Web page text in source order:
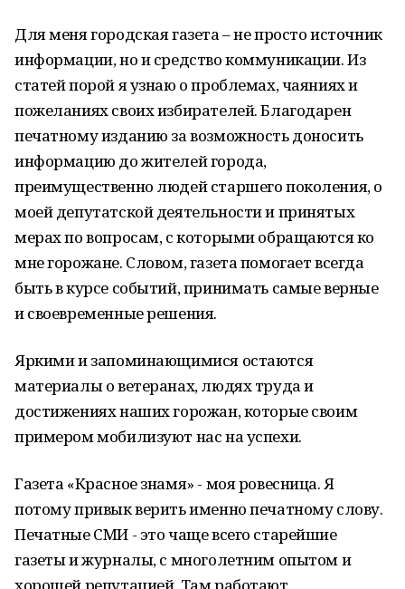
Для меня городская газета – не просто источник
информации, но и средство коммуникации. Из
статей порой я узнаю о проблемах, чаяниях и
пожеланиях своих избирателей. Благодарен
печатному изданию за возможность доносить
информацию до жителей города,
преимущественно людей старшего поколения, о
моей депутатской деятельности и принятых
мерах по вопросам, с которыми обращаются ко
мне горожане. Словом, газета помогает всегда
быть в курсе событий, принимать самые верные
и своевременные решения.
Яркими и запоминающимися остаются
материалы о ветеранах, людях труда и
достижениях наших горожан, которые своим
примером мобилизуют нас на успехи.
Газета «Красное знамя» - моя ровесница. Я
потому привык верить именно печатному слову.
Печатные СМИ - это чаще всего старейшие
газеты и журналы, с многолетним опытом и